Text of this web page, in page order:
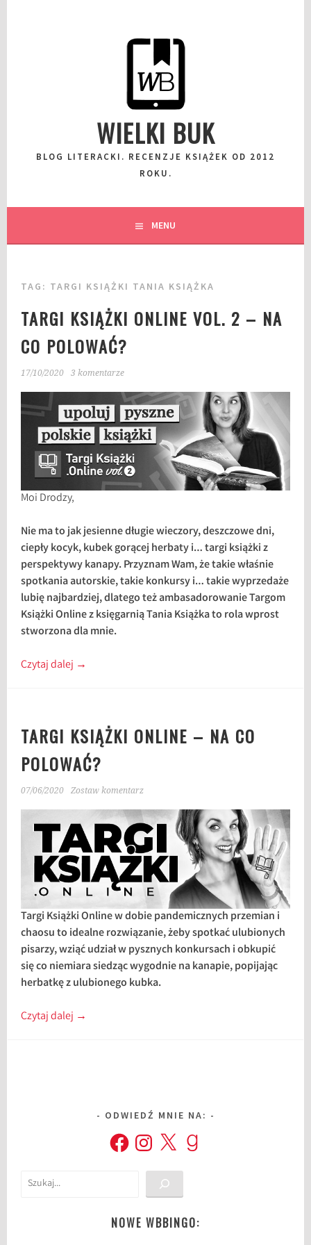
WIELKI BUK
BLOG LITERACKI. RECENZJE KSIĄŻEK OD 2012
ROKU.
MENU
TAG: TARGI KSIĄŻKI TANIA KSIĄŻKA
TARGI KSIĄŻKI ONLINE VOL. 2 – NA
CO POLOWAĆ?
17/10/2020 3 komentarze
Moi Drodzy,
Nie ma to jak jesienne długie wieczory, deszczowe dni,
ciepły kocyk, kubek gorącej herbaty i… targi książki z
perspektywy kanapy. Przyznam Wam, że takie właśnie
spotkania autorskie, takie konkursy i… takie wyprzedaże
lubię najbardziej, dlatego też ambasadorowanie Targom
Książki Online z księgarnią Tania Książka to rola wprost
stworzona dla mnie.
Czytaj dalej →
TARGI KSIĄŻKI ONLINE – NA CO
POLOWAĆ?
07/06/2020 Zostaw komentarz
Targi Książki Online w dobie pandemicznych przemian i
chaosu to idealne rozwiązanie, żeby spotkać ulubionych
pisarzy, wziąć udział w pysznych konkursach i obkupić
się co niemiara siedząc wygodnie na kanapie, popijając
herbatkę z ulubionego kubka.
Czytaj dalej →
ODWIEDŹ MNIE NA:
FacebookInstagram
X Goodreads
Szukaj
NOWE WBBINGO: